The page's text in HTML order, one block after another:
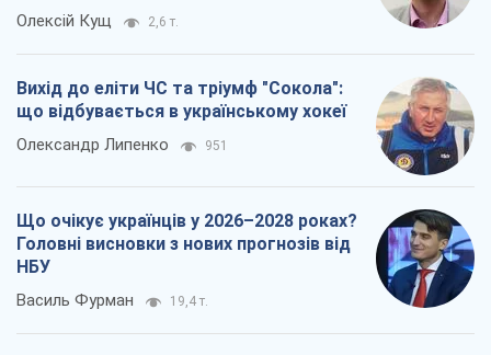
Олексій Кущ 2,6 т.
Вихід до еліти ЧС та тріумф "Сокола":
що відбувається в українському хокеї
Олександр Липенко 951
Що очікує українців у 2026–2028 роках?
Головні висновки з нових прогнозів від
НБУ
Василь Фурман 19,4 т.